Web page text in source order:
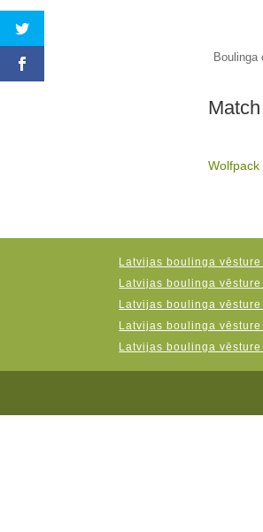
Boulinga
Wolfpack
Latvijas boulinga
Latvijas boulinga
Latvijas boulinga
Latvijas boulinga
Latvijas boulinga